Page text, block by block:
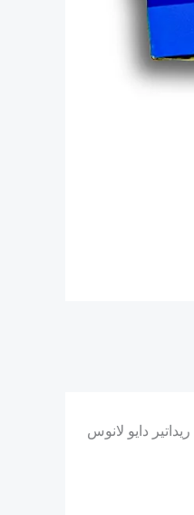
دايو لانوس